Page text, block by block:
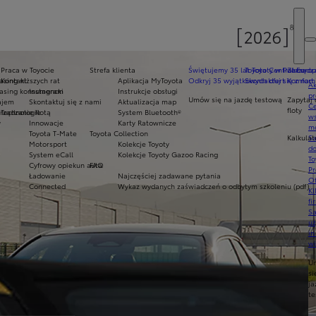
in
Świętujemy 35 lat Toyoty w Polsce
Odkryj 35 wyjątkowych ofert
Umów się na jazdę testową
Praca w Toyocie
Kontakt
Instagram
Skontaktuj się z nami
Technologie
Innowacje
Toyota T-Mate
Motorsport
System eCall
Cyfrowy opiekun auta
Ładowanie
Connected
Toyota Central
Skontaktuj się z
niższych rat
konsumencki
flotą
Komfort
Zapytaj
floty
Strefa klienta
Aplikacja MyToyota
Instrukcje obsługi
Aktualizacja map
System Bluetooth®
Karty Ratownicze
Toyota Collection
Kolekcje Toyoty
Kolekcje Toyoty Gazoo Racing
FAQ
Najczęściej zadawane pytania
Wykaz wydanych zaświadczeń o odbytym szkoleniu (pdf)